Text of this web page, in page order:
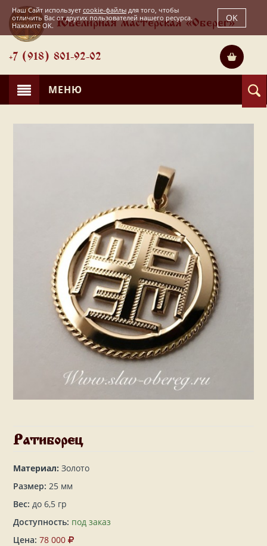
Ювелирная мастерская «Оберег»
+7 (918) 801-92-02
МЕНЮ
Ратиборец
Материал: Золото
Размер: 25 мм
Вес: до 6,5 гр
Доступность: под заказ
Цена: 78 000
Наш Сайт использует cookie-файлы для того, чтобы
отличить Вас от других пользователей нашего ресурса.
Нажмите OK.
OK